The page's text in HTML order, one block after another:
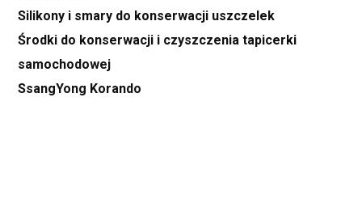
Silikony i smary do konserwacji uszczelek
Środki do konserwacji i czyszczenia tapicerki
samochodowej
SsangYong Korando